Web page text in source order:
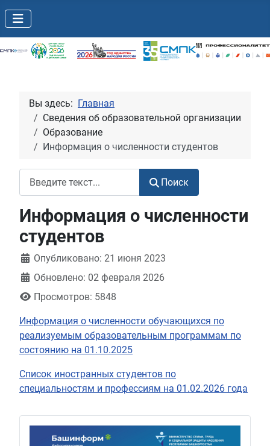
Вы здесь: Главная
Сведения об образовательной организации
Образование
Информация о численности студентов
Поиск
Информация о численности
студентов
Информация о материале
Опубликовано: 21 июня 2023
Обновлено: 02 февраля 2026
Просмотров: 5848
Информация о численности обучающихся по
реализуемым образовательным программам по
состоянию на 01.10.2025
Список иностранных студентов по
специальностям и профессиям на 01.02.2026 года